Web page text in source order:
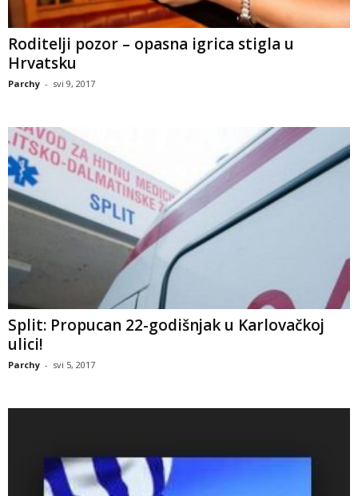
Roditelji pozor – opasna igrica stigla u
Hrvatsku
Parchy - svi 9, 2017
Split: Propucan 22-godišnjak u Karlovačkoj
ulici!
Parchy - svi 5, 2017